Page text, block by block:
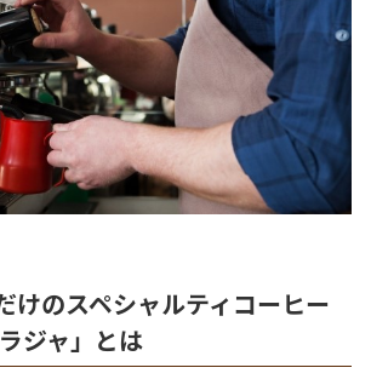
けのスペシャルティコーヒー
ジャ」とは